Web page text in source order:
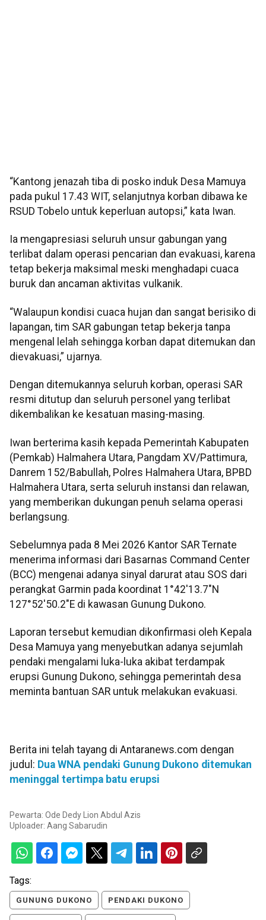
“Kantong jenazah tiba di posko induk Desa Mamuya
pada pukul 17.43 WIT, selanjutnya korban dibawa ke
RSUD Tobelo untuk keperluan autopsi,” kata Iwan.
Ia mengapresiasi seluruh unsur gabungan yang
terlibat dalam operasi pencarian dan evakuasi, karena
tetap bekerja maksimal meski menghadapi cuaca
buruk dan ancaman aktivitas vulkanik.
“Walaupun kondisi cuaca hujan dan sangat berisiko di
lapangan, tim SAR gabungan tetap bekerja tanpa
mengenal lelah sehingga korban dapat ditemukan dan
dievakuasi,” ujarnya.
Dengan ditemukannya seluruh korban, operasi SAR
resmi ditutup dan seluruh personel yang terlibat
dikembalikan ke kesatuan masing-masing.
Iwan berterima kasih kepada Pemerintah Kabupaten
(Pemkab) Halmahera Utara, Pangdam XV/Pattimura,
Danrem 152/Babullah, Polres Halmahera Utara, BPBD
Halmahera Utara, serta seluruh instansi dan relawan,
yang memberikan dukungan penuh selama operasi
berlangsung.
Sebelumnya pada 8 Mei 2026 Kantor SAR Ternate
menerima informasi dari Basarnas Command Center
(BCC) mengenai adanya sinyal darurat atau SOS dari
perangkat Garmin pada koordinat 1°42'13.7"N
127°52'50.2"E di kawasan Gunung Dukono.
Laporan tersebut kemudian dikonfirmasi oleh Kepala
Desa Mamuya yang menyebutkan adanya sejumlah
pendaki mengalami luka-luka akibat terdampak
erupsi Gunung Dukono, sehingga pemerintah desa
meminta bantuan SAR untuk melakukan evakuasi.
Berita ini telah tayang di Antaranews.com dengan
judul: Dua WNA pendaki Gunung Dukono ditemukan
meninggal tertimpa batu erupsi
Pewarta: Ode Dedy Lion Abdul Azis
Uploader: Aang Sabarudin
Tags:
GUNUNG DUKONO PENDAKI DUKONO